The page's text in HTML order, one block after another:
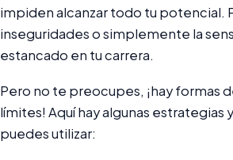
impiden alcanzar todo tu potencial.
inseguridades o simplemente la
estancado en tu carrera.
Pero no te preocupes, ¡hay formas
límites! Aquí hay algunas estrategias
puedes utilizar: